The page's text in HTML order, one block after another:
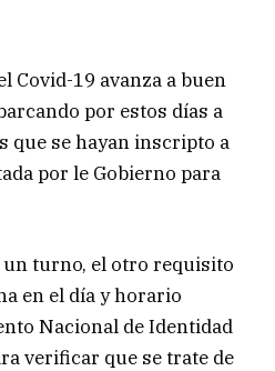
Covid-19 avanza a buen
por estos días a
que se hayan inscripto a
por le Gobierno para
turno, el otro requisito
en el día y horario
Nacional de Identidad
verificar que se trate de